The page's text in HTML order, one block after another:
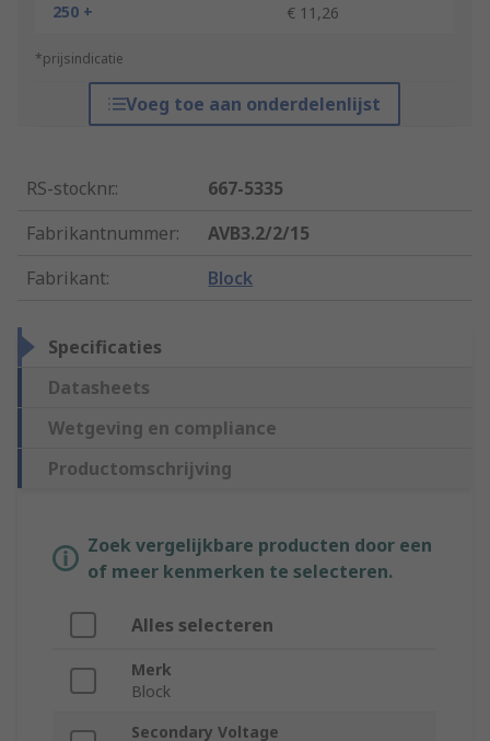
250 +
€ 11,26
*prijsindicatie
Voeg toe aan onderdelenlijst
RS-stocknr.:
667-5335
Fabrikantnummer:
AVB3.2/2/15
Fabrikant: Block
Specificaties
Datasheets
Wetgeving en compliance
Productomschrijving
Zoek vergelijkbare producten door een
of meer kenmerken te selecteren.
Alles selecteren
Merk
Block
Secondary Voltage